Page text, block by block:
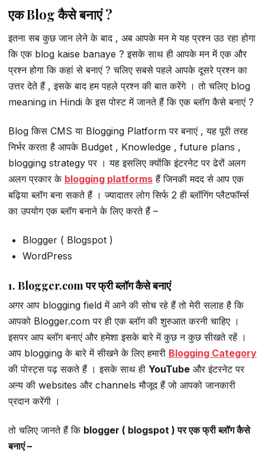
एक Blog कैसे बनाएं ?
इतना सब कुछ जान लेने के बाद , अब आपके मन मे यह प्रश्न उठ रहा होगा
कि एक blog kaise banaye ? इसके साथ ही आपके मन में एक और
प्रश्न होगा कि कहां से बनाएं ? चलिए सबसे पहले आपके दूसरे प्रश्न का
उत्तर देते हैं , इसके बाद हम पहले प्रश्न की बात करेंगे । तो चलिए blog
meaning in Hindi के इस पोस्ट में जानते हैं कि एक ब्लॉग कैसे बनाएं ?
Blog किस CMS या Blogging Platform पर बनाएं , यह पूरी तरह
निर्भर करता है आपके Budget , Knowledge , future plans ,
blogging strategy पर । यह इसलिए क्योंकि इंटरनेट पर ढेरों अलग
अलग प्रकार के blogging platforms हैं जिनकी मदद से आप एक
बढ़िया ब्लॉग बना सकते हैं । ज्यादातर लोग सिर्फ 2 ही ब्लॉगिंग प्लैटफॉर्म्स
का उपयोग एक ब्लॉग बनाने के लिए करते हैं –
Blogger ( Blogspot )
WordPress
1. Blogger.com पर फ्री ब्लॉग कैसे बनाएं
अगर आप blogging field में आने की सोच रहे हैं तो मेरी सलाह है कि
आपको Blogger.com पर ही एक ब्लॉग की शुरुआत करनी चाहिए ।
इसपर आप ब्लॉग बनाएं और हमेशा इसके बारे में कुछ न कुछ सीखते रहें ।
आप blogging के बारे में सीखने के लिए हमारी Blogging Category
की पोस्ट्स पढ़ सकते हैं । इसके साथ ही YouTube और इंटरनेट पर
अन्य की websites और channels मौजूद हैं जो आपको जानकारी
प्रदान करेंगी ।
तो चलिए जानते हैं कि blogger ( blogspot ) पर एक फ्री ब्लॉग कैसे
बनाएं –